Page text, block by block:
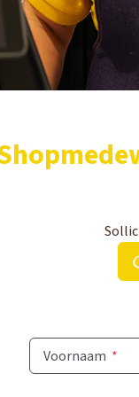
Voornaam *